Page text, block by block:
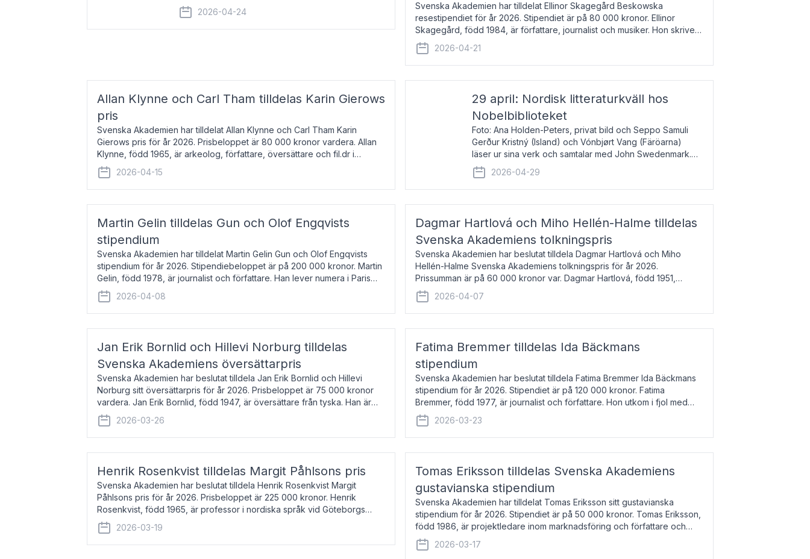
2026-04-24
Svenska Akademien har tilldelat Ellinor Skagegård Beskowska
resestipendiet för år 2026. Stipendiet är på 80 000 kronor. Ellinor
Skagegård, född 1984, är författare, journalist och musiker. Hon skriver
återkommande för Svenska Dagbladet, Ups
2026-04-21
Allan Klynne och Carl Tham tilldelas Karin Gierows
pris
Svenska Akademien har tilldelat Allan Klynne och Carl Tham Karin
Gierows pris för år 2026. Prisbeloppet är 80 000 kronor vardera. Allan
Klynne, född 1965, är arkeolog, författare, översättare och fil.dr i
antikens kultur och samhällsliv. Ut
2026-04-15
29 april: Nordisk litteraturkväll hos
Nobelbiblioteket
Foto: Ana Holden-Peters, privat bild och Seppo Samuli
Gerður Kristný (Island) och Vónbjørt Vang (Färöarna)
läser ur sina verk och samtalar med John Swedenmark.
De läser upp på färöiska, isländska och svenska och talar
om språk och poesi – o
2026-04-29
Martin Gelin tilldelas Gun och Olof Engqvists
stipendium
Svenska Akademien har tilldelat Martin Gelin Gun och Olof Engqvists
stipendium för år 2026. Stipendiebeloppet är på 200 000 kronor. Martin
Gelin, född 1978, är journalist och författare. Han lever numera i Paris
men var under många år bosat
2026-04-08
Dagmar Hartlová och Miho Hellén-Halme tilldelas
Svenska Akademiens tolkningspris
Svenska Akademien har beslutat tilldela Dagmar Hartlová och Miho
Hellén-Halme Svenska Akademiens tolkningspris för år 2026.
Prissumman är på 60 000 kronor var. Dagmar Hartlová, född 1951,
översätter huvudsakligen från svenska till tjeckiska
2026-04-07
Jan Erik Bornlid och Hillevi Norburg tilldelas
Svenska Akademiens översättarpris
Svenska Akademien har beslutat tilldela Jan Erik Bornlid och Hillevi
Norburg sitt översättarpris för år 2026. Prisbeloppet är 75 000 kronor
vardera. Jan Erik Bornlid, född 1947, är översättare från tyska. Han är
främst känd för sina översät
2026-03-26
Fatima Bremmer tilldelas Ida Bäckmans
stipendium
Svenska Akademien har beslutat tilldela Fatima Bremmer Ida Bäckmans
stipendium för år 2026. Stipendiet är på 120 000 kronor. Fatima
Bremmer, född 1977, är journalist och författare. Hon utkom i fjol med
boken Ligan. Klarakvarterens blodsyst
2026-03-23
Henrik Rosenkvist tilldelas Margit Påhlsons pris
Svenska Akademien har beslutat tilldela Henrik Rosenkvist Margit
Påhlsons pris för år 2026. Prisbeloppet är 225 000 kronor. Henrik
Rosenkvist, född 1965, är professor i nordiska språk vid Göteborgs
universitet. Han disputerade 2004 på avhan
2026-03-19
Tomas Eriksson tilldelas Svenska Akademiens
gustavianska stipendium
Svenska Akademien har tilldelat Tomas Eriksson sitt gustavianska
stipendium för år 2026. Stipendiet är på 50 000 kronor. Tomas Eriksson,
född 1986, är projektledare inom marknadsföring och författare och
utkom i fjol med boken Syndabocken.
2026-03-17